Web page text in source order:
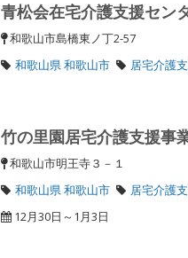
青松会在宅介護支援セン
和歌山市島橋東ノ丁2-57
和歌山県 和歌山市
居宅介護
竹の里園居宅介護支援事
和歌山市明王寺３－１
和歌山県 和歌山市
居宅介護
12月30日～1月3日